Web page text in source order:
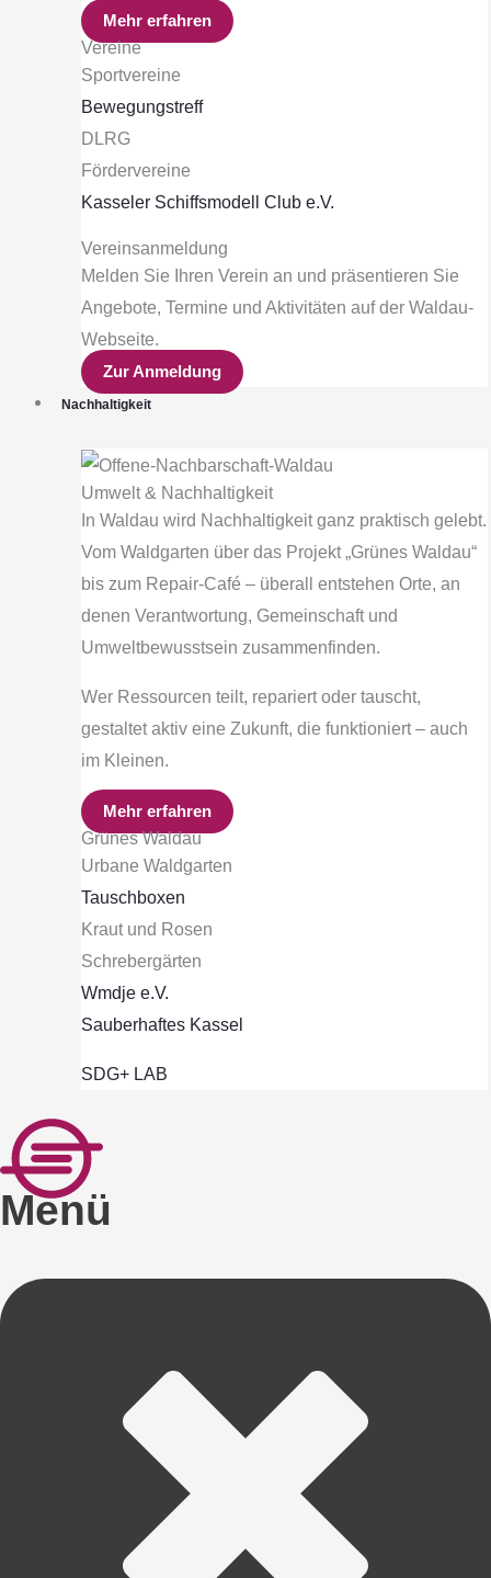
Mehr erfahren
Vereine
Sportvereine
Bewegungstreff
DLRG
Fördervereine
Kasseler Schiffsmodell Club e.V.
Vereinsanmeldung
Melden Sie Ihren Verein an und präsentieren Sie
Angebote, Termine und Aktivitäten auf der Waldau-
Webseite.
Zur Anmeldung
Nachhaltigkeit
Umwelt & Nachhaltigkeit
In Waldau wird Nachhaltigkeit ganz praktisch gelebt.
Vom Waldgarten über das Projekt „Grünes Waldau“
bis zum Repair-Café – überall entstehen Orte, an
denen Verantwortung, Gemeinschaft und
Umweltbewusstsein zusammenfinden.
Wer Ressourcen teilt, repariert oder tauscht,
gestaltet aktiv eine Zukunft, die funktioniert – auch
im Kleinen.
Mehr erfahren
Grünes Waldau
Urbane Waldgarten
Tauschboxen
Kraut und Rosen
Schrebergärten
Wmdje e.V.
Sauberhaftes Kassel
SDG+ LAB
Menü